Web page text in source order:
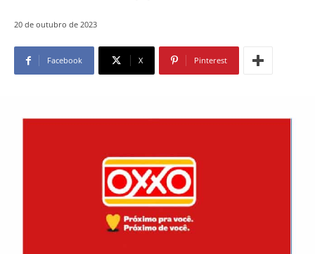
20 de outubro de 2023
Facebook X Pinterest